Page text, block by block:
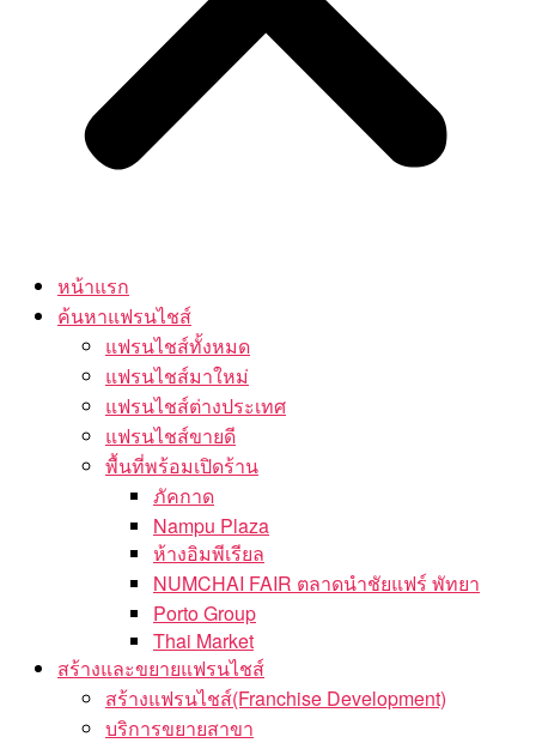
หน้าแรก
ค้นหาแฟรนไชส์
แฟรนไชส์ทั้งหมด
แฟรนไชส์มาใหม่
แฟรนไชส์ต่างประเทศ
แฟรนไชส์ขายดี
พื้นที่พร้อมเปิดร้าน
ภัคกาด
Nampu Plaza
ห้างอิมพีเรียล
NUMCHAI FAIR ตลาดนำชัยแฟร์ พัทยา
Porto Group
Thai Market
สร้างและขยายแฟรนไชส์
สร้างแฟรนไชส์(Franchise Development)
บริการขยายสาขา